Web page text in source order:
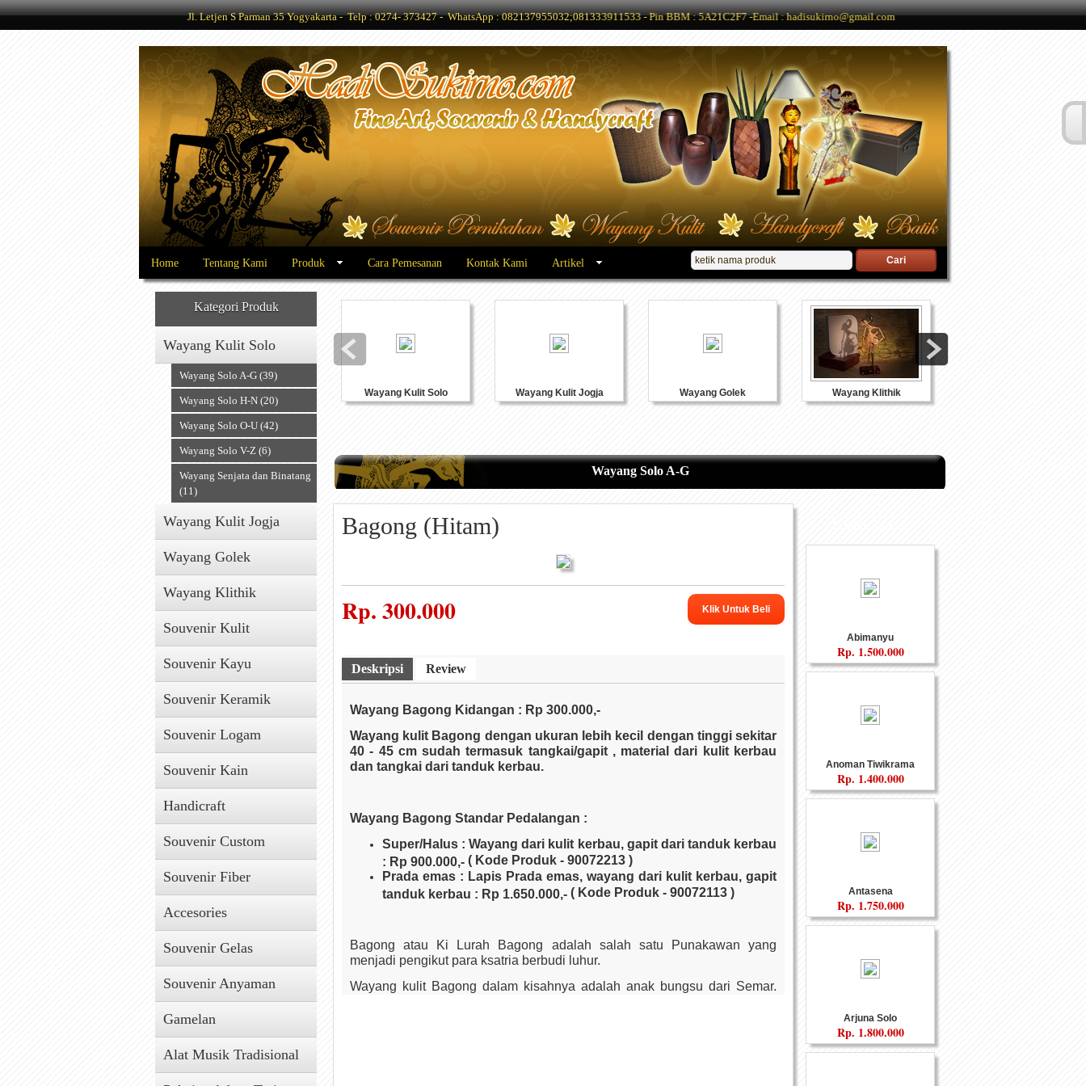
Jl. Letjen S Parman 35 Yogyakarta - Telp : 0274- 373427 - WhatsApp : 082137955032;081333911533 - Pin BBM : 5A21C2F7 -Email : hadisukirno@gmail.com
Home Tentang Kami Produk Cara Pemesanan Kontak Kami Artikel
Kategori Produk
Wayang Kulit Solo
Wayang Solo A-G (39)
Wayang Solo H-N (20)
Wayang Solo O-U (42)
Wayang Solo V-Z (6)
Wayang Senjata dan Binatang
(11)
Wayang Kulit Jogja
Wayang Golek
Wayang Klithik
Souvenir Kulit
Souvenir Kayu
Souvenir Keramik
Souvenir Logam
Souvenir Kain
Handicraft
Souvenir Custom
Souvenir Fiber
Accesories
Souvenir Gelas
Souvenir Anyaman
Gamelan
Alat Musik Tradisional
Wayang Kulit Solo Wayang Kulit Jogja Wayang Golek Wayang Klithik
Wayang Solo A-G
Bagong (Hitam)
Rp.300.000 Klik Untuk Beli
Deskripsi Review
Wayang Bagong Kidangan : Rp 300.000,-
Wayang kulit Bagong dengan ukuran lebih kecil dengan tinggi sekitar
40 - 45 cm sudah termasuk tangkai/gapit , material dari kulit kerbau
dan tangkai dari tanduk kerbau.
Wayang Bagong Standar Pedalangan :
Super/Halus : Wayang dari kulit kerbau, gapit dari tanduk kerbau
: Rp 900.000,- ( Kode Produk - 90072213 )
Prada emas : Lapis Prada emas, wayang dari kulit kerbau, gapit
tanduk kerbau : Rp 1.650.000,- ( Kode Produk - 90072113 )
Bagong atau Ki Lurah Bagong adalah salah satu Punakawan yang
menjadi pengikut para ksatria berbudi luhur.
Wayang kulit Bagong dalam kisahnya adalah anak bungsu dari Semar.
Abimanyu
Rp. 1.500.000
Anoman Tiwikrama
Rp. 1.400.000
Antasena
Rp. 1.750.000
Arjuna Solo
Rp. 1.800.000